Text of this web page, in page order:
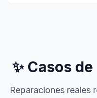
✨ Casos
Reparaciones reales